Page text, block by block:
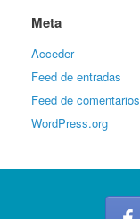
Meta
Acceder
Feed de entradas
Feed de comentarios
WordPress.org